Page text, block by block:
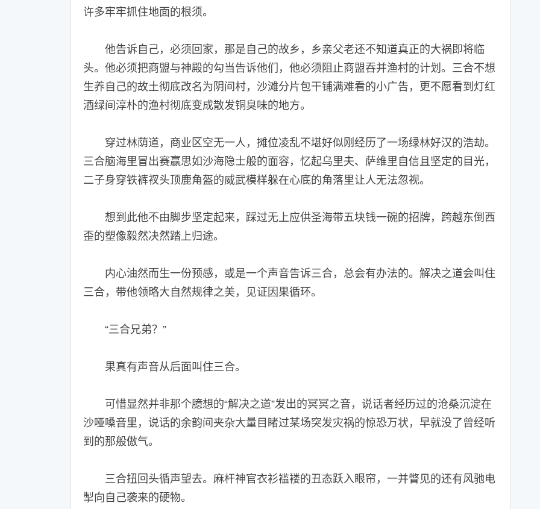
许多牢牢抓住地面的根须。
他告诉自己，必须回家，那是自己的故乡，乡亲父老还不知道真正的大祸即将临
头。他必须把商盟与神殿的勾当告诉他们，他必须阻止商盟吞并渔村的计划。三合不想
生养自己的故土彻底改名为阴间村，沙滩分片包干铺满难看的小广告，更不愿看到灯红
酒绿间淳朴的渔村彻底变成散发铜臭味的地方。
穿过林荫道，商业区空无一人，摊位凌乱不堪好似刚经历了一场绿林好汉的浩劫。
三合脑海里冒出赛赢思如沙海隐士般的面容，忆起乌里夫、萨维里自信且坚定的目光，
二子身穿铁裤衩头顶鹿角盔的威武模样躲在心底的角落里让人无法忽视。
想到此他不由脚步坚定起来，踩过无上应供圣海带五块钱一碗的招牌，跨越东倒西
歪的塑像毅然决然踏上归途。
内心油然而生一份预感，或是一个声音告诉三合，总会有办法的。解决之道会叫住
三合，带他领略大自然规律之美，见证因果循环。
“三合兄弟？”
果真有声音从后面叫住三合。
可惜显然并非那个臆想的“解决之道”发出的冥冥之音，说话者经历过的沧桑沉淀在
沙哑嗓音里，说话的余韵间夹杂大量目睹过某场突发灾祸的惊恐万状，早就没了曾经听
到的那般傲气。
三合扭回头循声望去。麻杆神官衣衫褴褛的丑态跃入眼帘，一并瞥见的还有风驰电
掣向自己袭来的硬物。